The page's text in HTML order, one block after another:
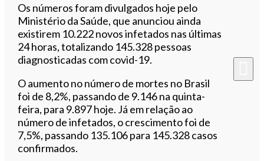
Os números foram divulgados hoje pelo
Ministério da Saúde, que anunciou ainda
existirem 10.222 novos infetados nas últimas
24 horas, totalizando 145.328 pessoas
diagnosticadas com covid-19.
O aumento no número de mortes no Brasil
foi de 8,2%, passando de 9.146 na quinta-
feira, para 9.897 hoje. Já em relação ao
número de infetados, o crescimento foi de
7,5%, passando 135.106 para 145.328 casos
confirmados.